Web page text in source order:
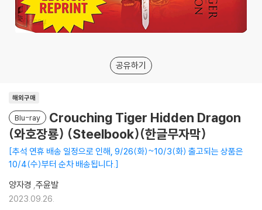
공유하기
해외구매
Blu-ray
Crouching Tiger Hidden Dragon
(와호장룡) (Steelbook)(한글무자막)
추석 연휴 배송 일정으로 인해, 9/26(화)~10/3(화) 출고되는 상품은
10/4(수)부터 순차 배송됩니다.
양자경 ,주윤발
2023.09.26.